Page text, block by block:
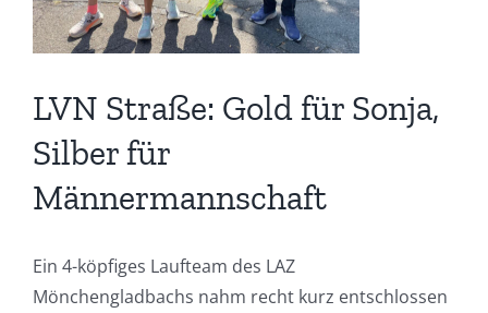
LVN Straße: Gold für Sonja,
Silber für
Männermannschaft
Ein 4-köpfiges Laufteam des LAZ
Mönchengladbachs nahm recht kurz entschlossen